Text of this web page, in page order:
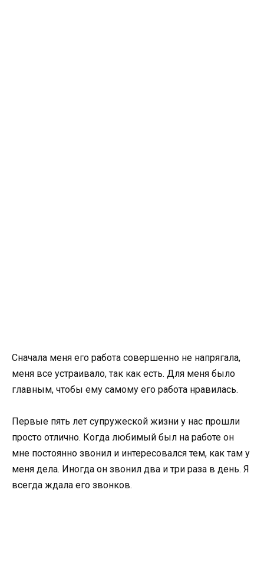
Сначала меня его работа совершенно не напрягала,
меня все устраивало, так как есть. Для меня было
главным, чтобы ему самому его работа нравилась.
Первые пять лет супружеской жизни у нас прошли
просто отлично. Когда любимый был на работе он
мне постоянно звонил и интересовался тем, как там у
меня дела. Иногда он звонил два и три раза в день. Я
всегда ждала его звонков.